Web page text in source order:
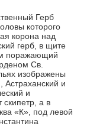
Герб
которого
корона над
герб, в щите
поражающий
Св.
изображены
и
и
а в
«К», под левой